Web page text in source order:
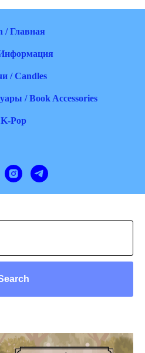
/ Главная
/ Candles
/ Book Accessories
K-Pop